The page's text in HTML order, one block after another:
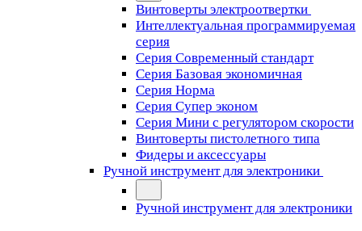
Винтоверты электроотвертки
Интеллектуальная программируемая
серия
Серия Современный стандарт
Серия Базовая экономичная
Серия Норма
Серия Cупер эконом
Серия Мини с регулятором скорости
Винтоверты пистолетного типа
Фидеры и аксессуары
Ручной инструмент для электроники
Ручной инструмент для электроники